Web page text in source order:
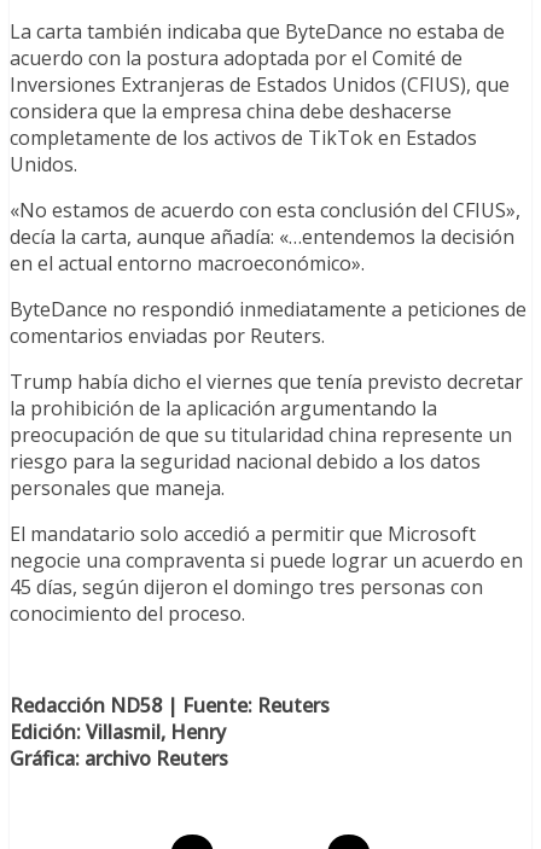
La carta también indicaba que ByteDance no estaba de
acuerdo con la postura adoptada por el Comité de
Inversiones Extranjeras de Estados Unidos (CFIUS), que
considera que la empresa china debe deshacerse
completamente de los activos de TikTok en Estados
Unidos.
«No estamos de acuerdo con esta conclusión del CFIUS»,
decía la carta, aunque añadía: «…entendemos la decisión
en el actual entorno macroeconómico».
ByteDance no respondió inmediatamente a peticiones de
comentarios enviadas por Reuters.
Trump había dicho el viernes que tenía previsto decretar
la prohibición de la aplicación argumentando la
preocupación de que su titularidad china represente un
riesgo para la seguridad nacional debido a los datos
personales que maneja.
El mandatario solo accedió a permitir que Microsoft
negocie una compraventa si puede lograr un acuerdo en
45 días, según dijeron el domingo tres personas con
conocimiento del proceso.
Redacción ND58 | Fuente: Reuters
Edición: Villasmil, Henry
Gráfica: archivo Reuters